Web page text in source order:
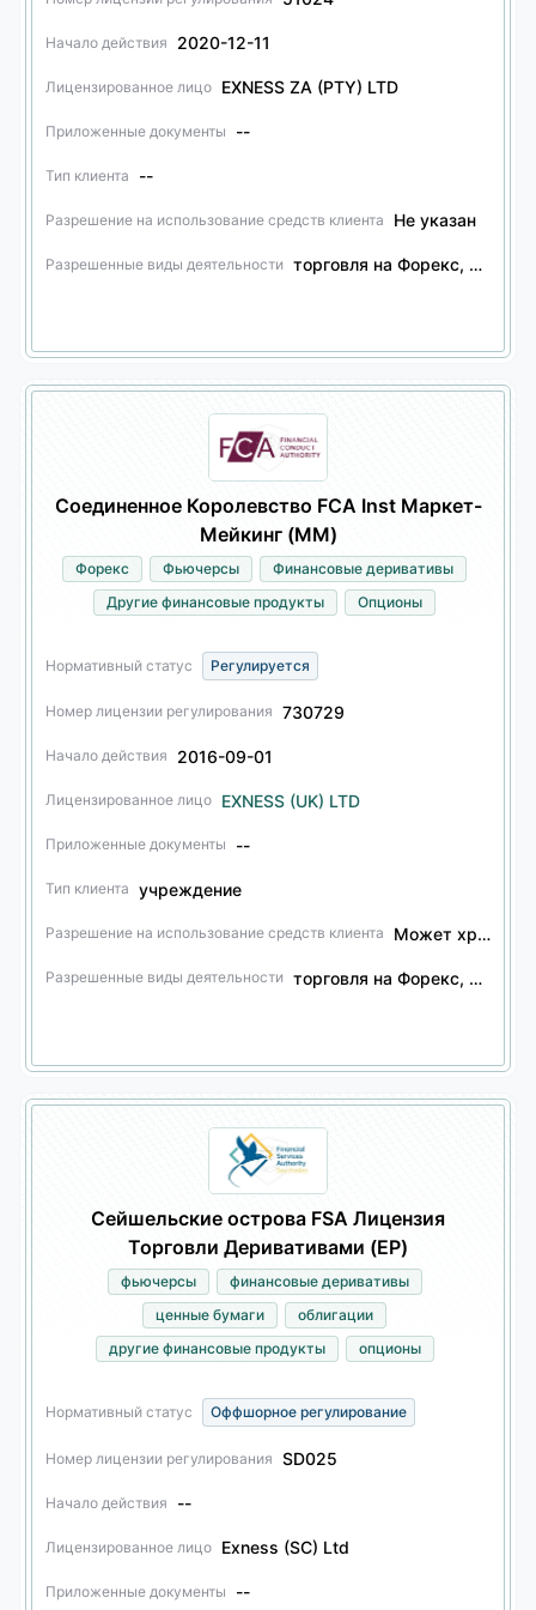
Начало действия 2020-12-11
Лицензированное лицо EXNESS ZA (PTY) LTD
Приложенные документы --
Тип клиента --
Разрешение на использование средств клиента Не указан
Разрешенные виды деятельности торговля на Форекс, торговля финансовыми деривативами
Соединенное Королевство FCA Inst Маркет-
Мейкинг (MM)
Форекс Фьючерсы
Финансовые деривативы
Другие финансовые продукты
Опционы
Нормативный статус Регулируется
Номер лицензии регулирования 730729
Начало действия 2016-09-01
Лицензированное лицо EXNESS (UK) LTD
Приложенные документы --
Тип клиента учреждение
Разрешение на использование средств клиента Может хранить средства клиентов.
Разрешенные виды деятельности торговля на Форекс, форекс-агент, торговля фьючерсами, агент по фьючерсам, торговля финансовыми деривативами, агент по финансовым деривативам, торговля другими финансовыми продуктами, агент по другим финансовым продуктам, торговля опционами, агент по опционам
Сейшельские острова FSA Лицензия
Торговли Деривативами (EP)
фьючерсы
финансовые деривативы
ценные бумаги
облигации
другие финансовые продукты
опционы
Нормативный статус Оффшорное регулирование
Номер лицензии регулирования SD025
Начало действия --
Лицензированное лицо Exness (SC) Ltd
Приложенные документы --